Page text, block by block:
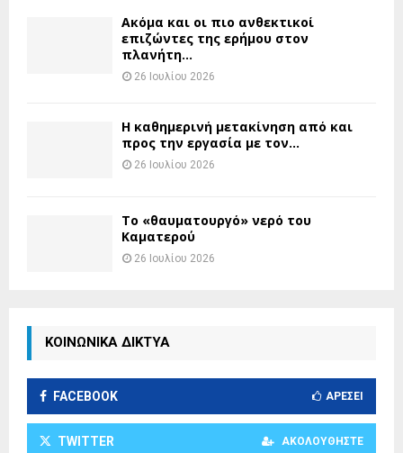
Ακόμα και οι πιο ανθεκτικοί
επιζώντες της ερήμου στον
πλανήτη...
26 Ιουλίου 2026
H καθημερινή μετακίνηση από και
προς την εργασία με τον...
26 Ιουλίου 2026
Το «θαυματουργό» νερό του
Καματερού
26 Ιουλίου 2026
ΚΟΙΝΩΝΙΚΑ ΔΙΚΤΥΑ
FACEBOOK ΑΡΈΣΕΙ
TWITTER ΑΚΟΛΟΥΘΉΣΤΕ